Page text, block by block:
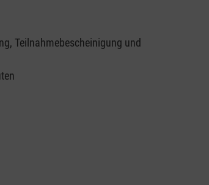
Teilnahmebescheinigung und